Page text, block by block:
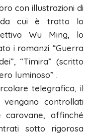
con illustrazioni di
da cui è tratto lo
Wu Ming, lo
i romanzi “Guerra
“Timira” (scritto
luminoso” .
telegrafica, il
controllati
affinché
sotto rigorosa